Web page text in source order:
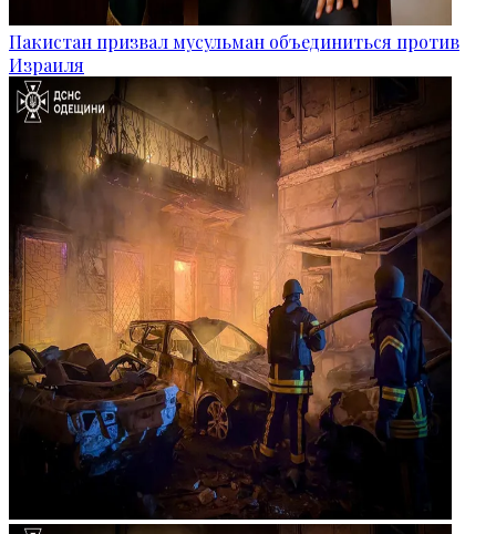
Пакистан призвал мусульман объединиться против
Израиля